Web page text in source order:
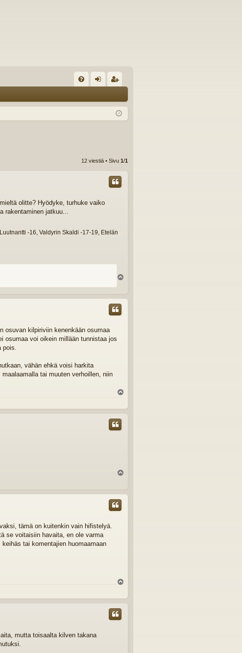
K au ist
12 viestiä • Sivu 1/1
olitte? Hyödyke, turhuke vaiko
rakentaminen jatkuu...
-16, Valdyrin Skaldi -17-19, Etelän
s
osuvan kilpiriviin kenenkään osumaa
osumaa voi oikein millään tunnistaa jos
pois.
vähän ehkä voisi harkita
tai muuten verhoillen, niin
ö
s
s
tämä on kuitenkin vain hifistelyä.
se voitaisiin havaita, en ole varma
tai komentajien huomaamaan
ö
s
mutta toisaalta kilven takana